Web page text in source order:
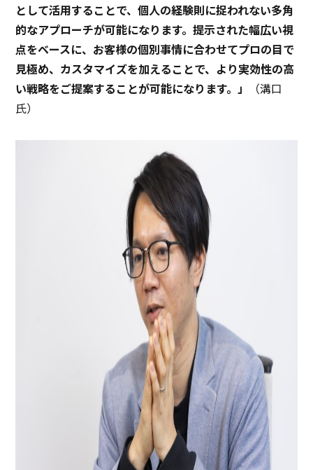
として活用することで、個人の経験則に捉われない多角
的なアプローチが可能になります。提示された幅広い視
点をベースに、お客様の個別事情に合わせてプロの目で
見極め、カスタマイズを加えることで、より実効性の高
い戦略をご提案することが可能になります。」
（溝口
氏）